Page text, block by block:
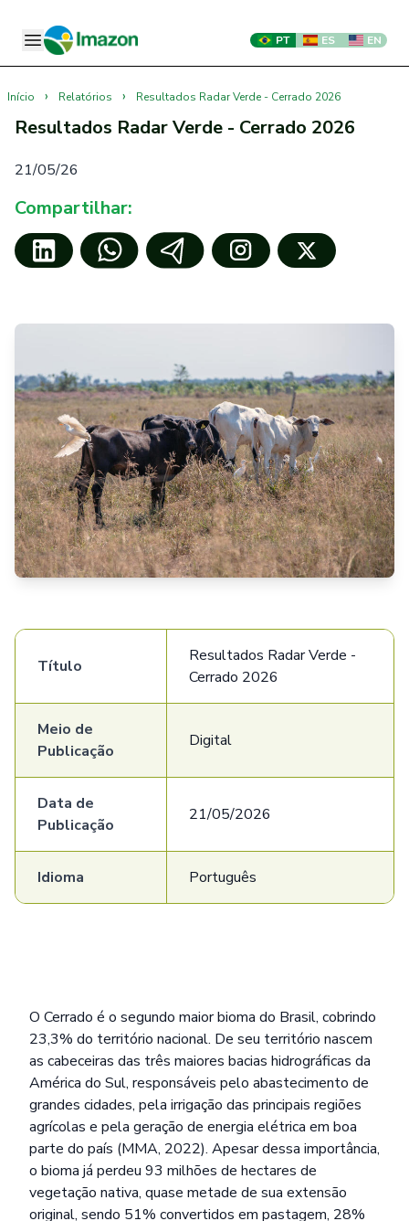
PT ES EN
Início › Relatórios › Resultados Radar Verde - Cerrado 2026
Resultados Radar Verde - Cerrado 2026
21/05/26
Compartilhar:
Título
Resultados Radar Verde -
Cerrado 2026
Meio de
Publicação
Digital
Data de
Publicação
21/05/2026
Idioma Português
O Cerrado é o segundo maior bioma do Brasil, cobrindo
23,3% do território nacional. De seu território nascem
as cabeceiras das três maiores bacias hidrográficas da
América do Sul, responsáveis pelo abastecimento de
grandes cidades, pela irrigação das principais regiões
agrícolas e pela geração de energia elétrica em boa
parte do país (MMA, 2022). Apesar dessa importância,
o bioma já perdeu 93 milhões de hectares de
vegetação nativa, quase metade de sua extensão
original, sendo 51% convertidos em pastagem, 28%